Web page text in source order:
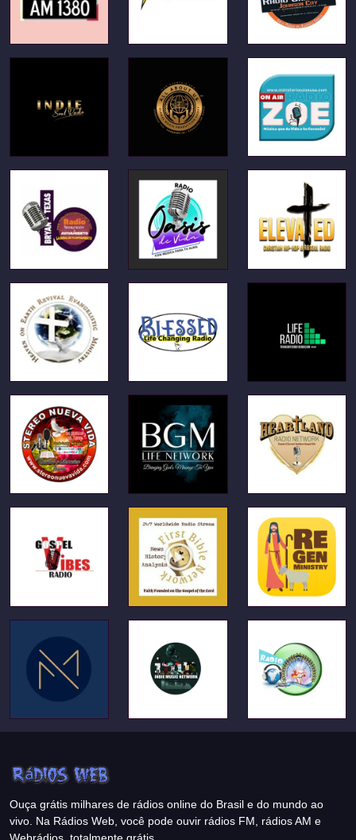
Ouça grátis milhares de rádios online do Brasil e do mundo ao
vivo. Na Rádios Web, você pode ouvir rádios FM, rádios AM e